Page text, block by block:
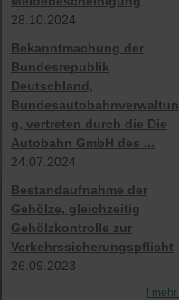
28.10.2024
Bekanntmachung der
Bundesrepublik
Deutschland,
Bundesautobahnverwaltun
g, vertreten durch die Die
Autobahn GmbH des ...
24.07.2024
Bestandaufnahme der
Gehölze, gleichzeitig
Gehölzkontrolle zur
Verkehrssicherungspflicht
26.09.2023
[ mehr